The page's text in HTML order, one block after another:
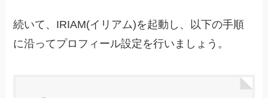
続いて、IRIAM(イリアム)を起動し、以下の手順
に沿ってプロフィール設定を行いましょう。